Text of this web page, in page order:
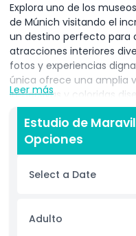
Explora uno de los
de Múnich visitando el
un destino perfecto para
atracciones interiores
fotos y experiencias
única ofrece una amplia
inmersivas y coloridas
imaginación y
revés, inspirada en un
entorno de Spider Man,
gravedad parece
capturar fotos
inolvidables. Sumérgete
perfecto para imágenes
relajación. También
Leer más
Estudio de
Opciones
Select a Date
Adulto